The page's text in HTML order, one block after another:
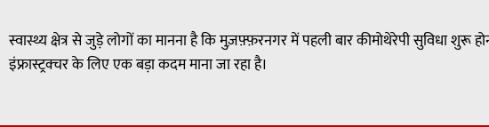
स्वास्थ्य क्षेत्र से जुड़े लोगों का मानना है कि मुज़फ़्फ़रनगर में पहली बार कीमोथेरेपी सुविधा शुरू
इंफ्रास्ट्रक्चर के लिए एक बड़ा कदम माना जा रहा है।